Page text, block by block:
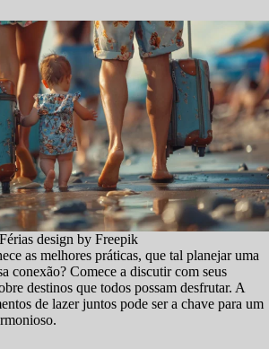
Férias design by Freepik
as melhores práticas, que tal planejar uma
conexão? Comece a discutir com seus
destinos que todos possam desfrutar. A
de lazer juntos pode ser a chave para um